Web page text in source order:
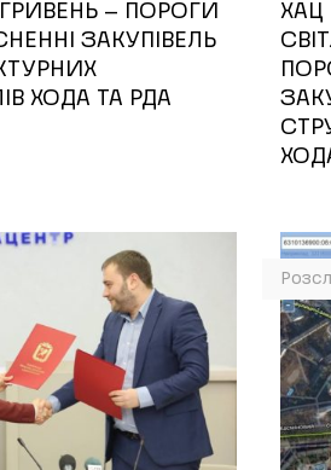
– ПОРОГИ
ЗАКУПІВЕЛЬ
ХОДА ТА РДА
ХАЦ